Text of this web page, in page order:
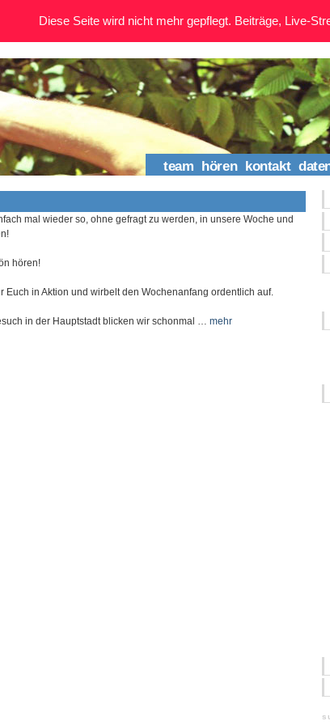
team hören kontakt
mal wieder so, ohne gefragt zu werden, in unsere Woche und
hören!
Euch in Aktion und wirbelt den Wochenanfang ordentlich auf.
in der Hauptstadt blicken wir schonmal … mehr
Diese Seite wird nicht mehr gepflegt. Beiträge, Live-